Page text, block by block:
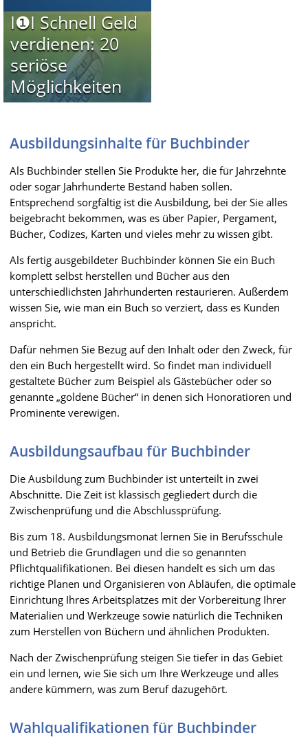
I❶I Schnell Geld
verdienen: 20
seriöse
Möglichkeiten
Ausbildungsinhalte für Buchbinder
Als Buchbinder stellen Sie Produkte her, die für Jahrzehnte
oder sogar Jahrhunderte Bestand haben sollen.
Entsprechend sorgfältig ist die Ausbildung, bei der Sie alles
beigebracht bekommen, was es über Papier, Pergament,
Bücher, Codizes, Karten und vieles mehr zu wissen gibt.
Als fertig ausgebildeter Buchbinder können Sie ein Buch
komplett selbst herstellen und Bücher aus den
unterschiedlichsten Jahrhunderten restaurieren. Außerdem
wissen Sie, wie man ein Buch so verziert, dass es Kunden
anspricht.
Dafür nehmen Sie Bezug auf den Inhalt oder den Zweck, für
den ein Buch hergestellt wird. So findet man individuell
gestaltete Bücher zum Beispiel als Gästebücher oder so
genannte „goldene Bücher“ in denen sich Honoratioren und
Prominente verewigen.
Ausbildungsaufbau für Buchbinder
Die Ausbildung zum Buchbinder ist unterteilt in zwei
Abschnitte. Die Zeit ist klassisch gegliedert durch die
Zwischenprüfung und die Abschlussprüfung.
Bis zum 18. Ausbildungsmonat lernen Sie in Berufsschule
und Betrieb die Grundlagen und die so genannten
Pflichtqualifikationen. Bei diesen handelt es sich um das
richtige Planen und Organisieren von Abläufen, die optimale
Einrichtung Ihres Arbeitsplatzes mit der Vorbereitung Ihrer
Materialien und Werkzeuge sowie natürlich die Techniken
zum Herstellen von Büchern und ähnlichen Produkten.
Nach der Zwischenprüfung steigen Sie tiefer in das Gebiet
ein und lernen, wie Sie sich um Ihre Werkzeuge und alles
andere kümmern, was zum Beruf dazugehört.
Wahlqualifikationen für Buchbinder